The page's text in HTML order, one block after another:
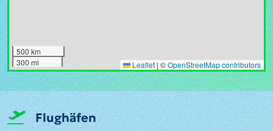
500 km
300 mi
Leaflet | ©OpenStreetMap contributors
Flughäfen